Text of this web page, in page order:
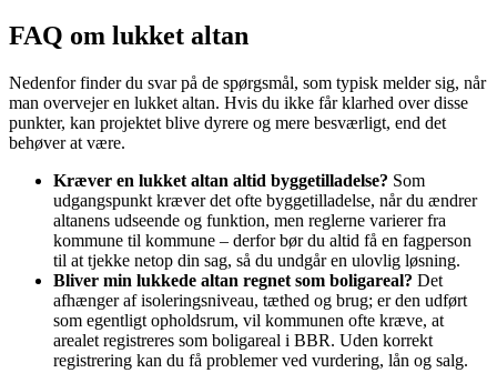
FAQ om lukket altan
Nedenfor finder du svar på de spørgsmål, som typisk melder sig, når
man overvejer en lukket altan. Hvis du ikke får klarhed over disse
punkter, kan projektet blive dyrere og mere besværligt, end det
behøver at være.
Kræver en lukket altan altid byggetilladelse? Som
udgangspunkt kræver det ofte byggetilladelse, når du ændrer
altanens udseende og funktion, men reglerne varierer fra
kommune til kommune – derfor bør du altid få en fagperson
til at tjekke netop din sag, så du undgår en ulovlig løsning.
Bliver min lukkede altan regnet som boligareal? Det
afhænger af isoleringsniveau, tæthed og brug; er den udført
som egentligt opholdsrum, vil kommunen ofte kræve, at
arealet registreres som boligareal i BBR. Uden korrekt
registrering kan du få problemer ved vurdering, lån og salg.